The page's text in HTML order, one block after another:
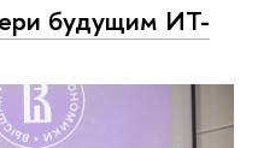
будущим ИТ-